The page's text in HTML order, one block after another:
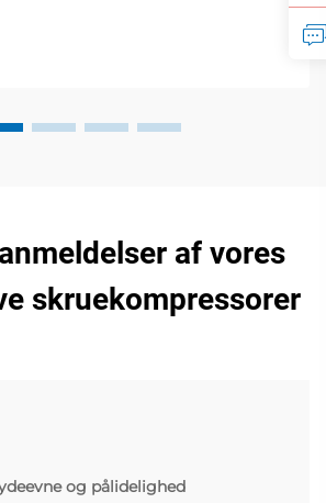
af vores
skruekompressorer
og pålidelighed